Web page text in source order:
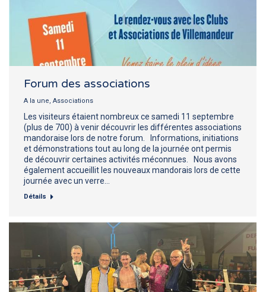
Forum des associations
A la une, Associations
Les visiteurs étaient nombreux ce samedi 11 septembre
(plus de 700) à venir découvrir les différentes associations
mandoraise lors de notre forum. Informations, initiations
et démonstrations tout au long de la journée ont permis
de découvrir certaines activités méconnues. Nous avons
également accueillit les nouveaux mandorais lors de cette
journée avec un verre…
Détails